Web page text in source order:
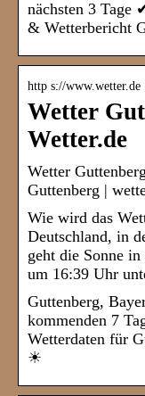
nächsten 3 Tage
& Wetterbericht
http s://
Wetter
Wetter.de
Wetter
Guttenberg |
Wie wird das
Deutschland, in
geht die Sonne
um 16:39 Uhr
Guttenberg,
kommenden 7
Wetterdaten für
☀